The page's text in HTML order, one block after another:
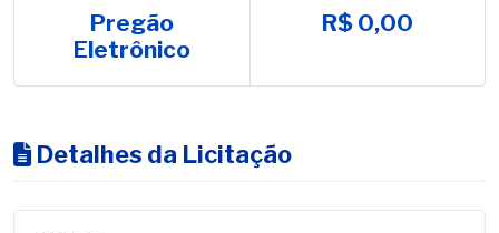
Pregão
Eletrônico
R$ 0,00
Detalhes da Licitação